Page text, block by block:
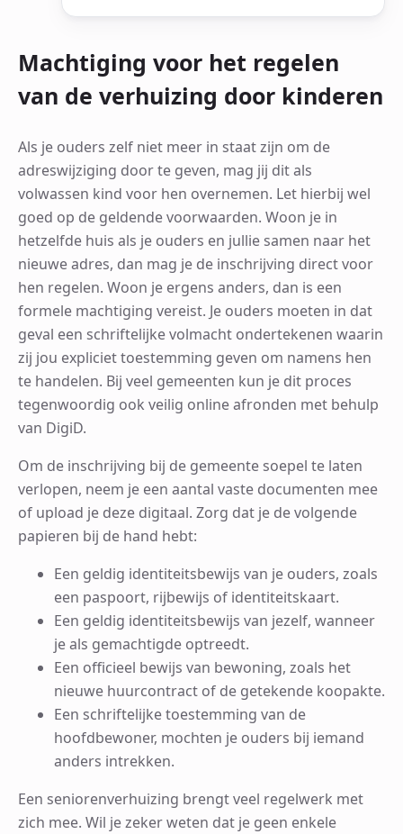
Machtiging voor het regelen
van de verhuizing door kinderen
Als je ouders zelf niet meer in staat zijn om de
adreswijziging door te geven, mag jij dit als
volwassen kind voor hen overnemen. Let hierbij wel
goed op de geldende voorwaarden. Woon je in
hetzelfde huis als je ouders en jullie samen naar het
nieuwe adres, dan mag je de inschrijving direct voor
hen regelen. Woon je ergens anders, dan is een
formele machtiging vereist. Je ouders moeten in dat
geval een schriftelijke volmacht ondertekenen waarin
zij jou expliciet toestemming geven om namens hen
te handelen. Bij veel gemeenten kun je dit proces
tegenwoordig ook veilig online afronden met behulp
van DigiD.
Om de inschrijving bij de gemeente soepel te laten
verlopen, neem je een aantal vaste documenten mee
of upload je deze digitaal. Zorg dat je de volgende
papieren bij de hand hebt:
Een geldig identiteitsbewijs van je ouders, zoals
een paspoort, rijbewijs of identiteitskaart.
Een geldig identiteitsbewijs van jezelf, wanneer
je als gemachtigde optreedt.
Een officieel bewijs van bewoning, zoals het
nieuwe huurcontract of de getekende koopakte.
Een schriftelijke toestemming van de
hoofdbewoner, mochten je ouders bij iemand
anders intrekken.
Een seniorenverhuizing brengt veel regelwerk met
zich mee. Wil je zeker weten dat je geen enkele